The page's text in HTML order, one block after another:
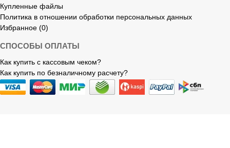
Купленные файлы
Политика в отношении обработки персональных данных
Избранное (0)
СПОСОБЫ ОПЛАТЫ
Как купить с кассовым чеком?
Как купить по безналичному расчету?